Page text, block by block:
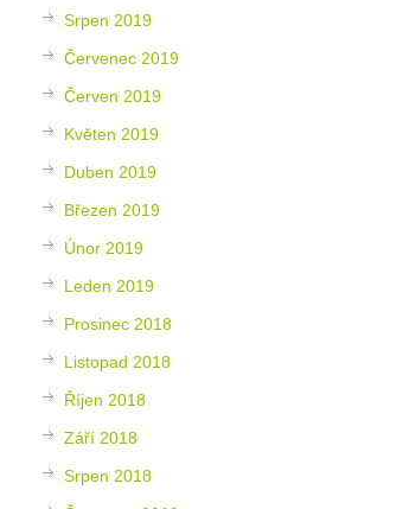
Srpen 2019
Červenec 2019
Červen 2019
Květen 2019
Duben 2019
Březen 2019
Únor 2019
Leden 2019
Prosinec 2018
Listopad 2018
Říjen 2018
Září 2018
Srpen 2018